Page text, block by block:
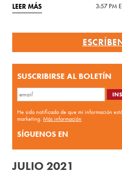
LEER MÁS 3:57 PM
SUSCRIBIRSE AL BOLETÍN
He sido notificado de que mi información
marketing.Más información
SÍGUENOS EN
JULIO 2021